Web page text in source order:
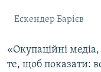
Ескендер Барієв
«Окупаційні
те, щоб показати: